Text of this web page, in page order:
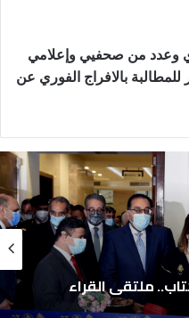
وعدد من صحفيي وإعلامي
بالافراج الفوري عن
ملتقى القراء